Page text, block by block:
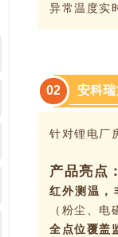
异常温度实
02 安科
针对锂电厂
产品亮点：
红外测温，
（粉尘、电
全点位覆盖